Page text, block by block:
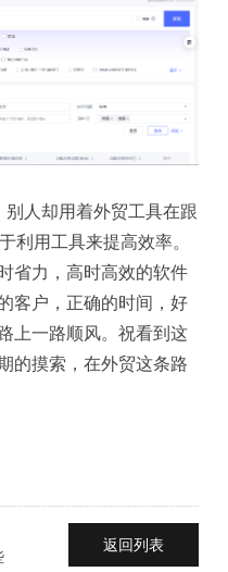
人却用着外贸工具在跟
利用工具来提高效率。
省力，高时高效的软件
客户，正确的时间，好
上一路顺风。祝看到这
的摸索，在外贸这条路
返回列表